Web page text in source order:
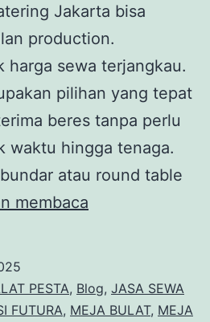
Jakarta bisa
production.
harga sewa terjangkau.
pilihan yang tepat
beres tanpa perlu
waktu hingga tenaga.
atau round table
membaca
Kursi
Futura
PESTA, Blog, JASA SEWA
FUTURA, MEJA BULAT, MEJA